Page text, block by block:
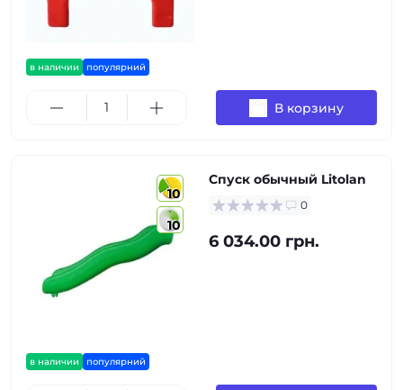
в наличии популярний
В корзину
10
10
в наличии популярний
Спуск обычный Litolan
0
6 034.00 грн.